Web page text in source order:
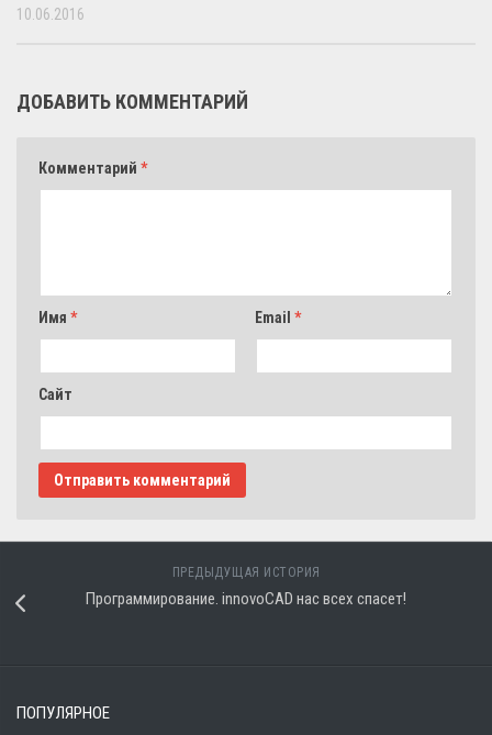
10.06.2016
ДОБАВИТЬ КОММЕНТАРИЙ
Комментарий *
Имя * Email *
Сайт
ПРЕДЫДУЩАЯ ИСТОРИЯ
Программирование. innovoCAD нас всех спасет!
ПОПУЛЯРНОЕ